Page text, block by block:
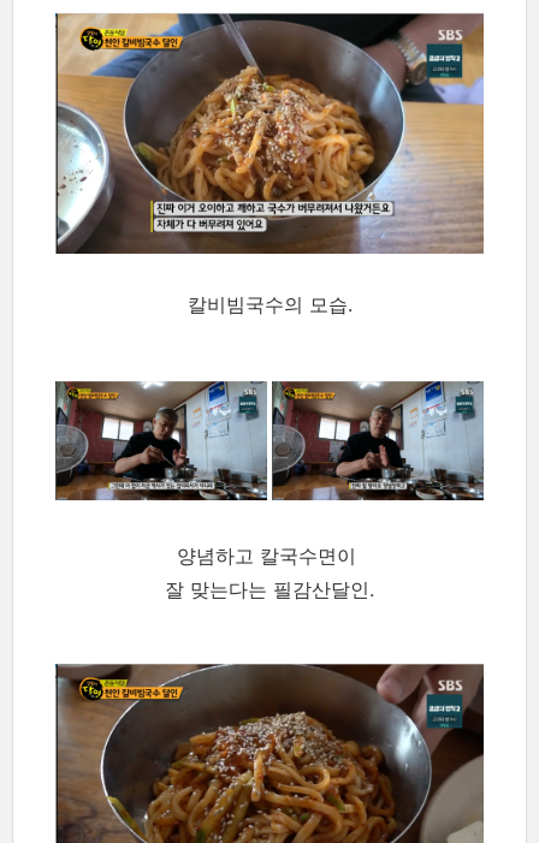
칼비빔국수의 모습.
양념하고 칼국수면이
잘 맞는다는 필감산달인.